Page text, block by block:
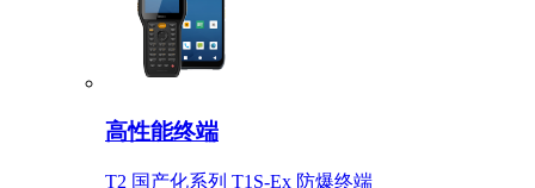
高性能终端
T2 国产化系列 T1S-Ex 防爆终端